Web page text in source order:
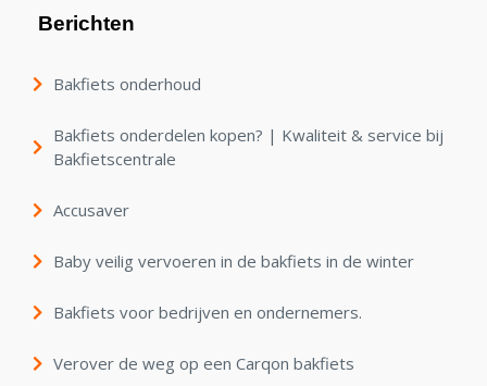
Berichten
Bakfiets onderhoud
Bakfiets onderdelen kopen? | Kwaliteit & service bij
Bakfietscentrale
Accusaver
Baby veilig vervoeren in de bakfiets in de winter
Bakfiets voor bedrijven en ondernemers.
Verover de weg op een Carqon bakfiets